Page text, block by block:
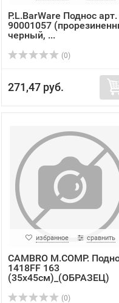
P.L.BarWare Поднос арт.
90001057
черный, ...
(0)
271,47 руб.
избранное сравнить
CAMBRO M.COMP.
1418FF 163
(35х45см)_(ОБРАЗЕЦ)
(0)